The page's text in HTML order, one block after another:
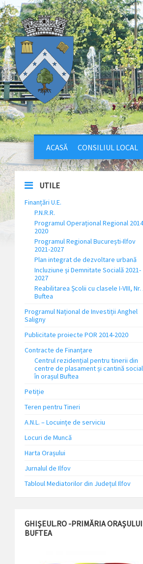
ACASĂ CONSILIUL LOCAL
UTILE
Finanțări U.E.
P.N.R.R.
Programul Operațional Regional
2020
Programul Regional București-Ilfov
2021-2027
Plan integrat de dezvoltare urbană
Incluziune și Demnitate Socială 2021-
2027
Reabilitarea Școlii cu clasele I-VIII, Nr.
Buftea
Programul Național de Investiții Anghel
Saligny
Publicitate proiecte POR 2014-2020
Contracte de Finanțare
Centrul rezidențial pentru tinerii din
centre de plasament și cantină
în orașul Buftea
Petiție
Teren pentru Tineri
A.N.L. – Locuinţe de serviciu
Locuri de Muncă
Harta Orașului
Jurnalul de Ilfov
Tabloul Mediatorilor din Județul Ilfov
GHIȘEUL.RO -PRIMĂRIA ORAȘULUI
BUFTEA